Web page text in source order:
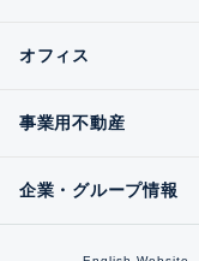
オフィス
事業用不動産
企業・グループ情報